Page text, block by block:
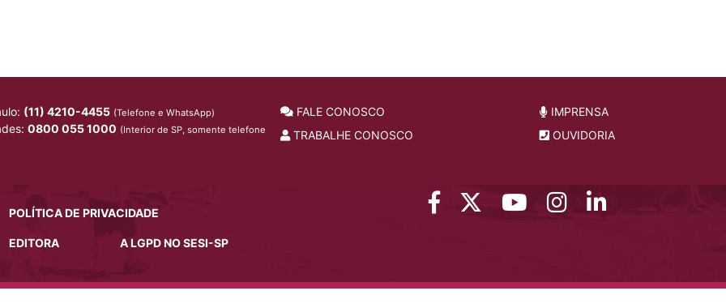
(11) 4210-4455 (Telefone e WhatsApp)
0800 055 1000 (Interior de SP, somente telefone
FALE CONOSCO
TRABALHE CONOSCO
IMPRENSA
OUVIDORIA
POLÍTICA DE PRIVACIDADE
EDITORA A LGPD NO SESI-SP